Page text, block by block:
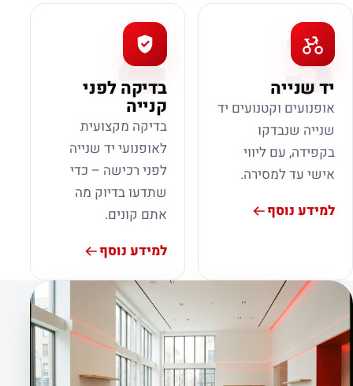
3
יד שנייה
אופנועים וקטנועים יד
שנייה שנבדקו
בקפידה, עם ליווי
אישי עד למסירה.
למידע נוסף
4
בדיקה לפני
קנייה
בדיקה מקצועית
לאופנועי יד שנייה
לפני רכישה – כדי
שתדעו בדיוק מה
אתם קונים.
למידע נוסף